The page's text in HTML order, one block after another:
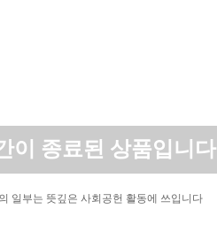
이 종료된 상품입니다
일부는 뜻깊은 사회공헌 활동에 쓰입니다